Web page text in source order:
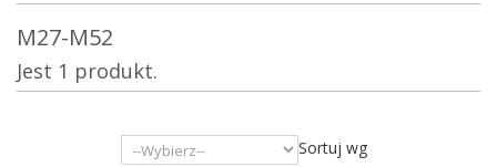
M27-M52
Jest 1 produkt.
Sortuj wg